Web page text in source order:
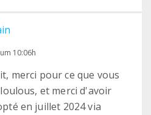
10:06h
merci pour ce que vous
et merci d'avoir
en juillet 2024 via